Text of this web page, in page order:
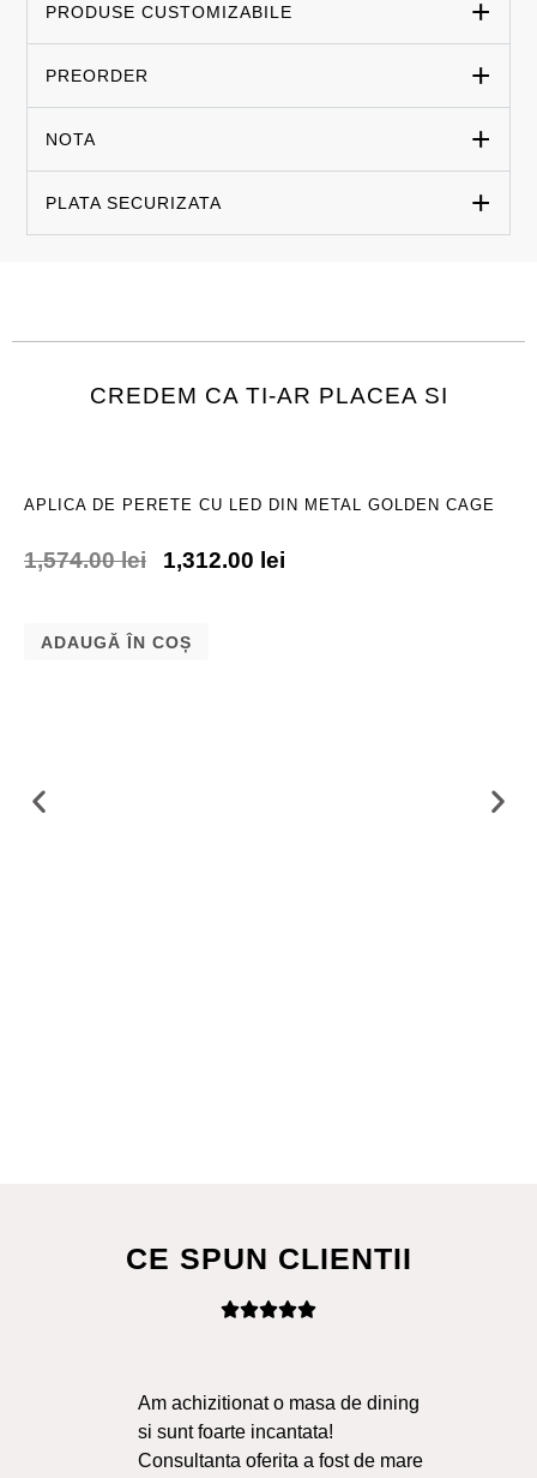
PRODUSE CUSTOMIZABILE
PREORDER
NOTA
PLATA SECURIZATA
CREDEM CA TI-AR PLACEA SI
APLICA DE PERETE CU LED DIN METAL GOLDEN CAGE
1,574.00lei 1,312.00 lei
ADAUGĂ ÎN COȘ
CE SPUN CLIENTII
Am achizitionat o masa de dining
si sunt foarte incantata!
Consultanta oferita a fost de mare